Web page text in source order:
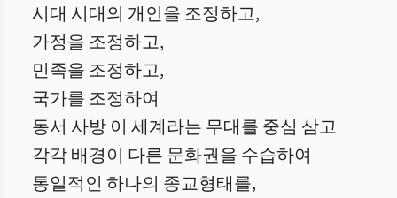
시대 시대의 개인을 조정하고,
가정을 조정하고,
민족을 조정하고,
국가를 조정하여
동서 사방 이 세계라는 무대를 중심 삼고
각각 배경이 다른 문화권을 수습하여
통일적인 하나의 종교형태를,